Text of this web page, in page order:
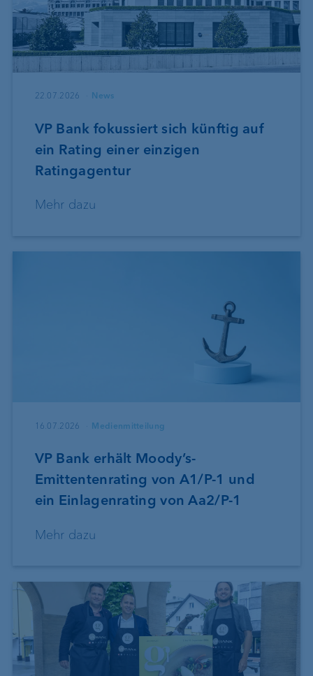
22.07.2026 News
VP Bank fokussiert sich künftig auf
ein Rating einer einzigen
Ratingagentur
Mehr dazu
16.07.2026 Medienmitteilung
VP Bank erhält Moody’s-
Emittentenrating von A1/P-1 und
ein Einlagenrating von Aa2/P-1
Mehr dazu